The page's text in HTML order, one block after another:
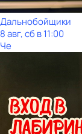
Дальнобойщики
8 авг, сб в 11:00
Че